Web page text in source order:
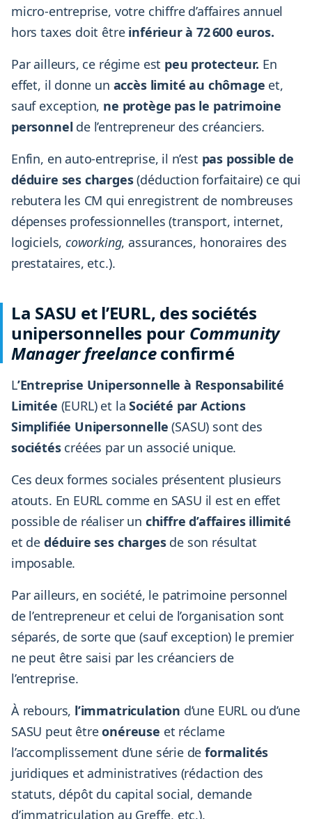
micro-entreprise, votre chiffre d’affaires annuel
hors taxes doit êtreinférieur à 72 600 euros.
Par ailleurs, ce régime est peu protecteur. En
effet, il donne un accès limité au chômage et,
sauf exception, ne protège pas le patrimoine
personnel de l’entrepreneur des créanciers.
Enfin, en auto-entreprise, il n’est pas possible de
déduire ses charges(déduction forfaitaire) ce qui
rebutera les CM qui enregistrent de nombreuses
dépenses professionnelles (transport, internet,
logiciels, coworking, assurances, honoraires des
prestataires, etc.).
La SASU et l’EURL, des sociétés
unipersonnelles pour Community
Manager freelanceconfirmé
L’Entreprise Unipersonnelle à Responsabilité
Limitée (EURL) et laSociété par Actions
Simplifiée Unipersonnelle (SASU) sont des
sociétéscréées par un associé unique.
Ces deux formes sociales présentent plusieurs
atouts. En EURL comme en SASU il est en effet
possible de réaliser un chiffre d’affaires illimité
et de déduire ses chargesde son résultat
imposable.
Par ailleurs, en société, le patrimoine personnel
de l’entrepreneur et celui de l’organisation sont
séparés, de sorte que (sauf exception) le premier
ne peut être saisi par les créanciers de
l’entreprise.
À rebours, l’immatriculation d’une EURL ou d’une
SASU peut êtreonéreuse et réclame
l’accomplissement d’une série deformalités
juridiques et administratives (rédaction des
statuts, dépôt du capital social, demande
d’immatriculation au Greffe, etc.).